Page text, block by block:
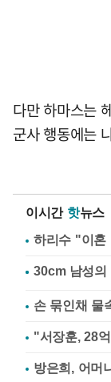
다만 하마스는
군사 행동에는
이시간 핫뉴스
하리수 "이혼
손 묶인채 물
"서장훈, 28
방은희, 어머